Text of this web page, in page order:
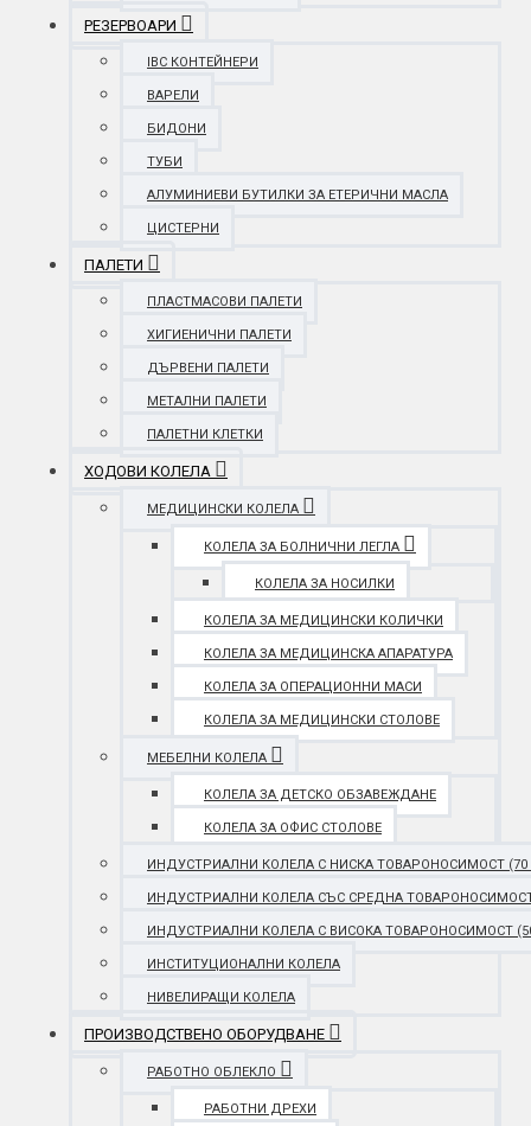
РЕЗЕРВОАРИ
IBC КОНТЕЙНЕРИ
ВАРЕЛИ
БИДОНИ
ТУБИ
АЛУМИНИЕВИ БУТИЛКИ ЗА ЕТЕРИЧНИ МАСЛА
ЦИСТЕРНИ
ПАЛЕТИ
ПЛАСТМАСОВИ ПАЛЕТИ
ХИГИЕНИЧНИ ПАЛЕТИ
ДЪРВЕНИ ПАЛЕТИ
МЕТАЛНИ ПАЛЕТИ
ПАЛЕТНИ КЛЕТКИ
ХОДОВИ КОЛЕЛА
МЕДИЦИНСКИ КОЛЕЛА
КОЛЕЛА ЗА БОЛНИЧНИ ЛЕГЛА
КОЛЕЛА ЗА НОСИЛКИ
КОЛЕЛА ЗА МЕДИЦИНСКИ КОЛИЧКИ
КОЛЕЛА ЗА МЕДИЦИНСКА АПАРАТУРА
КОЛЕЛА ЗА ОПЕРАЦИОННИ МАСИ
КОЛЕЛА ЗА МЕДИЦИНСКИ СТОЛОВЕ
МЕБЕЛНИ КОЛЕЛА
КОЛЕЛА ЗА ДЕТСКО ОБЗАВЕЖДАНЕ
КОЛЕЛА ЗА ОФИС СТОЛОВЕ
ИНДУСТРИАЛНИ КОЛЕЛА С НИСКА ТОВАРОНОСИМОСТ (70 -
ИНДУСТРИАЛНИ КОЛЕЛА СЪС СРЕДНА ТОВАРОНОСИМОСТ
ИНДУСТРИАЛНИ КОЛЕЛА С ВИСОКА ТОВАРОНОСИМОСТ
ИНСТИТУЦИОНАЛНИ КОЛЕЛА
НИВЕЛИРАЩИ КОЛЕЛА
ПРОИЗВОДСТВЕНО ОБОРУДВАНЕ
РАБОТНО ОБЛЕКЛО
РАБОТНИ ДРЕХИ